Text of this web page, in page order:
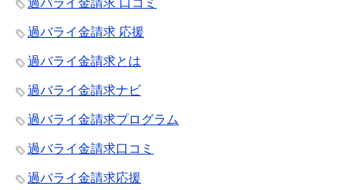
過バライ金請求 口コミ
過バライ金請求 応援
過バライ金請求とは
過バライ金請求ナビ
過バライ金請求プログラム
過バライ金請求口コミ
過バライ金請求応援